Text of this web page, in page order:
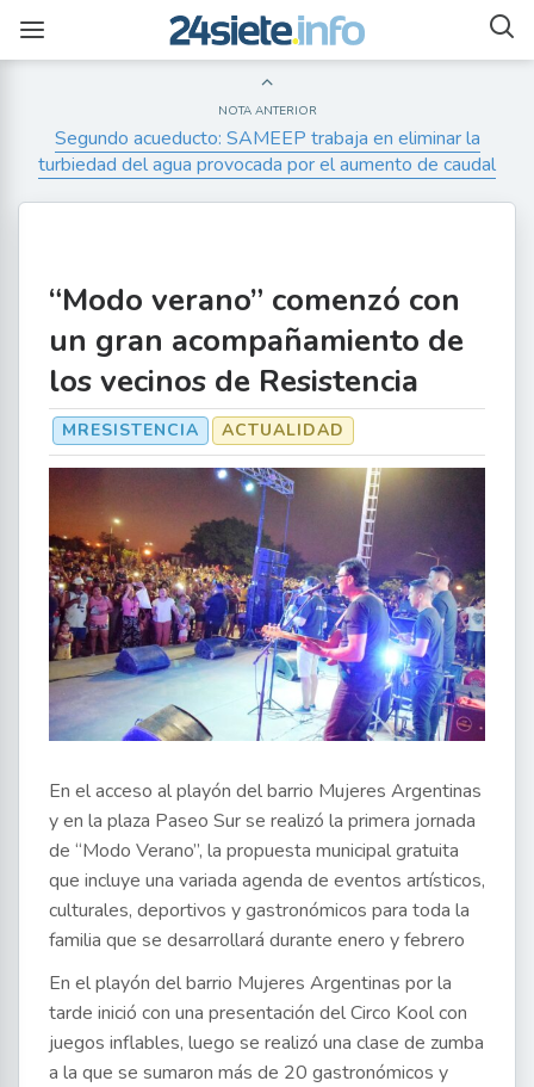
NOTA ANTERIOR
Segundo acueducto: SAMEEP trabaja en eliminar la
turbiedad del agua provocada por el aumento de caudal
“Modo verano” comenzó con
un gran acompañamiento de
los vecinos de Resistencia
MRESISTENCIA ACTUALIDAD
En el acceso al playón del barrio Mujeres Argentinas
y en la plaza Paseo Sur se realizó la primera jornada
de “Modo Verano”, la propuesta municipal gratuita
que incluye una variada agenda de eventos artísticos,
culturales, deportivos y gastronómicos para toda la
familia que se desarrollará durante enero y febrero
En el playón del barrio Mujeres Argentinas por la
tarde inició con una presentación del Circo Kool con
juegos inflables, luego se realizó una clase de zumba
a la que se sumaron más de 20 gastronómicos y